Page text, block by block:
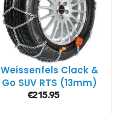
Weissenfels Clack &
Go SUV RTS (13mm)
€215.95